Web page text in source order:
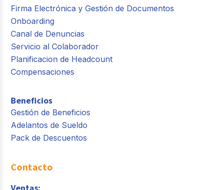
Firma Electrónica y Gestión de Documentos
Onboarding
Canal de Denuncias
Servicio al Colaborador
Planificacion de Headcount
Compensaciones
Beneficios
Gestión de Beneficios
Adelantos de Sueldo
Pack de Descuentos
Contacto
Ventas: